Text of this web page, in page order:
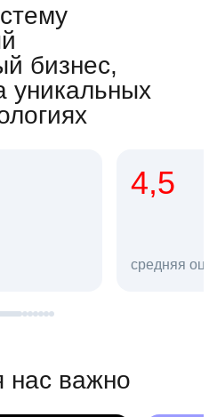
бизнес,
уникальных
работодателя **
в hh.ru
нас важно